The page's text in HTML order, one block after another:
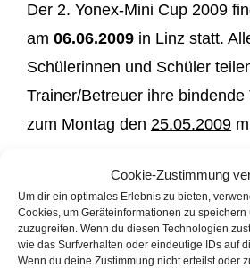
Cookie-Zustimmung
Um dir ein optimales Erlebnis zu bieten,
Cookies, um Geräteinformationen zu
zuzugreifen. Wenn du diesen Technologien
wie das Surfverhalten oder eindeutige IDs auf
Wenn du deine Zustimmung nicht erteilst oder
Der 2. Yonex-Mini Cup 2009
am 06.06.2009in Linz statt.
Schülerinnen und Schüler
Trainer/Betreuer ihre bindende
zum Montag den 25.05.2009
Abfahrt pünktlich um 08:30
Hauptschule-Rommersdorf.